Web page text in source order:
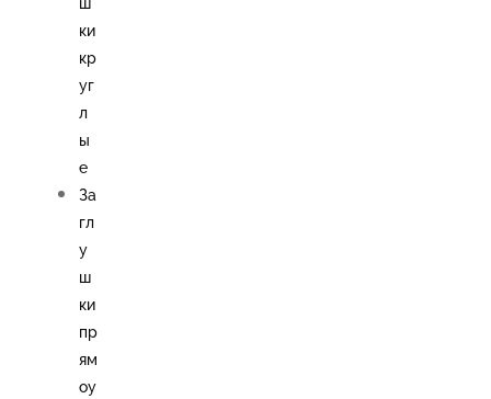
ш
ки
кр
уг
л
ы
е
За
гл
у
ш
ки
пр
ям
оу